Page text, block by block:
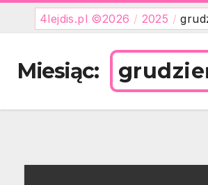
4lejdis.pl ©2026 / 2025 /
Miesiąc: